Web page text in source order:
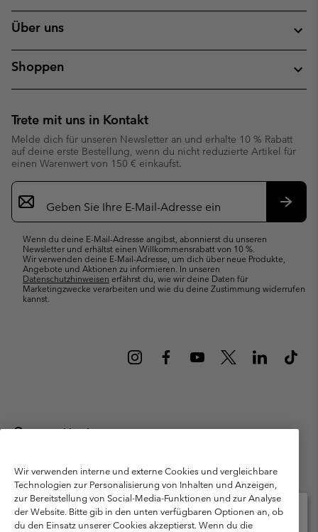
Über uns
Shoppen
Trete mit uns in Kontakt
Melde dich für unseren Newsletter an und erhalte 10 % Rabatt
auf deine erste Bestellung, wenn du nicht reduzierte Artikel für
einen Warenwert von 150 € einkaufst.
Newsletter-
Anmeldung
Wenn du deine E-Mail-Adresse angibst, abonnierst du unseren
Newsletter und erhältst einen Willkommensrabatt von 10 %.
Wir verwenden deine E-Mail-Adresse, um dich über neue Produkte,
Angebote und Aktionen zu informieren. In unseren
Datenschutzhinweisen erfährst du, wie wir deine Daten für
Marketingzwecke verarbeiten und wie du deine Zustimmung widerrufen
kannst.
Deutschland
München Deutschland. Alle Rechte vorbehalten.
Nutzungsbedingungen
Allgemeine Verkaufsbedingungen
Garantie
Datenschutzerklärung
Wir verwenden interne und externe Cookies und vergleichbare
Technologien zur Personalisierung von Inhalten und Anzeigen,
zur Bereitstellung von Social-Media-Funktionen und zur Analyse
der Website. Bitte gib in den unten verfügbaren Optionen an, ob
du den Einsatz unserer Cookies akzeptierst. Wenn du die